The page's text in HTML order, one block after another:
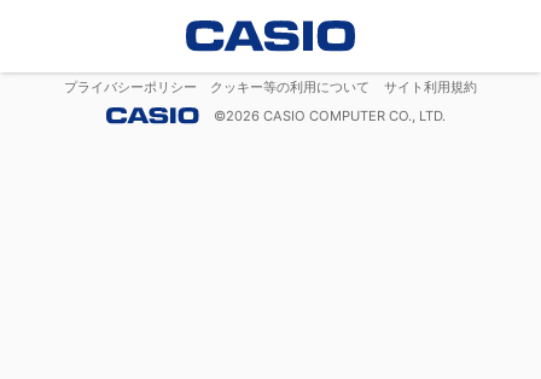
プライバシーポリシー クッキー等の利用について
サイト利用規約
©2026 CASIO COMPUTER CO., LTD.